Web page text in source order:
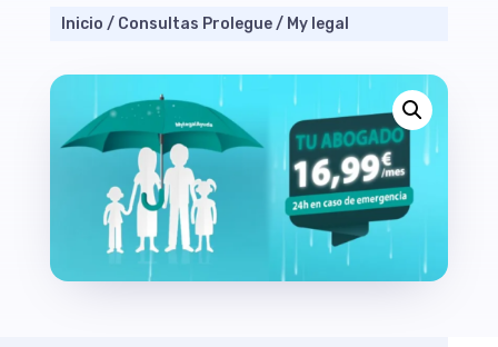
Inicio / Consultas Prolegue/ My legal